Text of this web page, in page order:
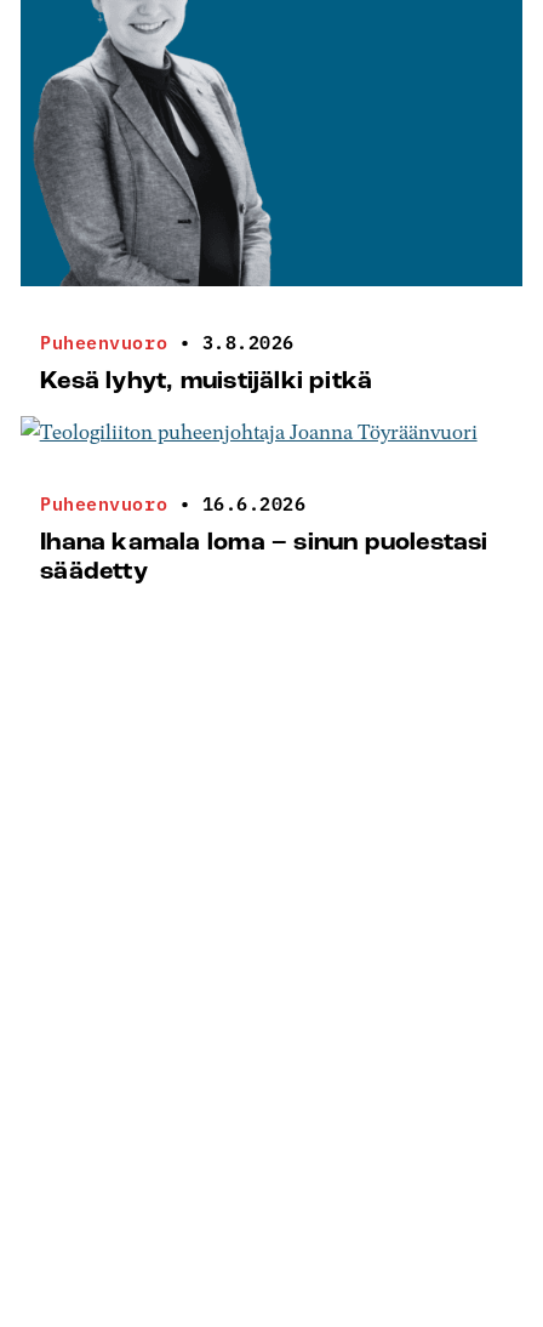
Puheenvuoro • 3.8.2026
Kesä lyhyt, muistijälki pitkä
Puheenvuoro • 16.6.2026
Ihana kamala loma – sinun puolestasi
säädetty